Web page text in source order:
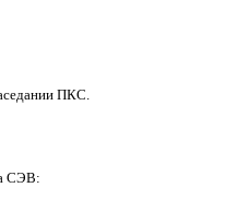
ПКС.
СЭВ: